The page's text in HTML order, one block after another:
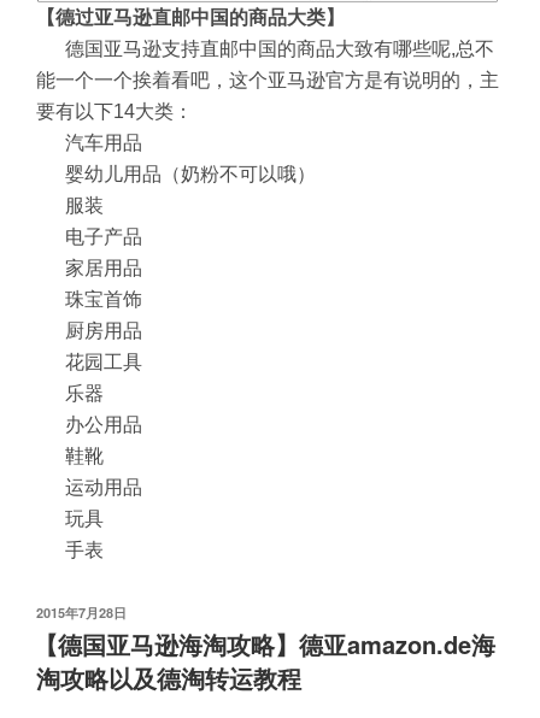
【德过亚马逊直邮中国的商品大类】
德国亚马逊支持直邮中国的商品大致有哪些呢,总不
能一个一个挨着看吧，这个亚马逊官方是有说明的，主
要有以下14大类：
汽车用品
婴幼儿用品（奶粉不可以哦）
服装
电子产品
家居用品
珠宝首饰
厨房用品
花园工具
乐器
办公用品
鞋靴
运动用品
玩具
手表
发
2015年7月28日
【德国亚马逊海淘攻略】德亚amazon.de海
淘攻略以及德淘转运教程